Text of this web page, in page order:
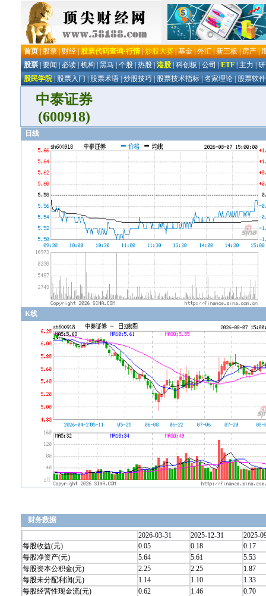
中泰证券
(600918)
日线
K线
财务数据
2026-03-31
2025-12-31
2025-
每股收益(元)
0.05 0.18
0.17
每股净资产(元)
5.64 5.61
5.53
每股资本公积金(元)
2.25 2.25
1.87
每股未分配利润(元)
1.14 1.10
1.33
每股经营性现金流(元)
0.62 1.46
0.70